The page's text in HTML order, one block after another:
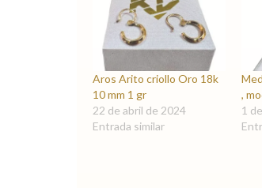
Aros Arito criollo Oro 18k
10 mm 1 gr
22 de abril de 2024
Entrada similar
,
1